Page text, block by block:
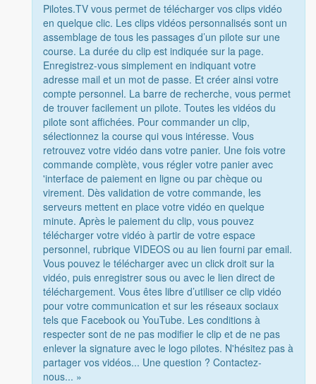
Pilotes.TV vous permet de télécharger vos clips vidéo
en quelque clic. Les clips vidéos personnalisés sont un
assemblage de tous les passages d’un pilote sur une
course. La durée du clip est indiquée sur la page.
Enregistrez-vous simplement en indiquant votre
adresse mail et un mot de passe. Et créer ainsi votre
compte personnel. La barre de recherche, vous permet
de trouver facilement un pilote. Toutes les vidéos du
pilote sont affichées. Pour commander un clip,
sélectionnez la course qui vous intéresse. Vous
retrouvez votre vidéo dans votre panier. Une fois votre
commande complète, vous régler votre panier avec
'interface de paiement en ligne ou par chèque ou
virement. Dès validation de votre commande, les
serveurs mettent en place votre vidéo en quelque
minute. Après le paiement du clip, vous pouvez
télécharger votre vidéo à partir de votre espace
personnel, rubrique VIDEOS ou au lien fourni par email.
Vous pouvez le télécharger avec un click droit sur la
vidéo, puis enregistrer sous ou avec le lien direct de
téléchargement. Vous êtes libre d’utiliser ce clip vidéo
pour votre communication et sur les réseaux sociaux
tels que Facebook ou YouTube. Les conditions à
respecter sont de ne pas modifier le clip et de ne pas
enlever la signature avec le logo pilotes. N'hésitez pas à
partager vos vidéos... Une question ? Contactez-
nous... »